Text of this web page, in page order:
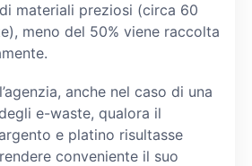
materiali preziosi (circa 60
meno del 50% viene raccolta
anche nel caso di una
e-waste, qualora il
e platino risultasse
conveniente il suo